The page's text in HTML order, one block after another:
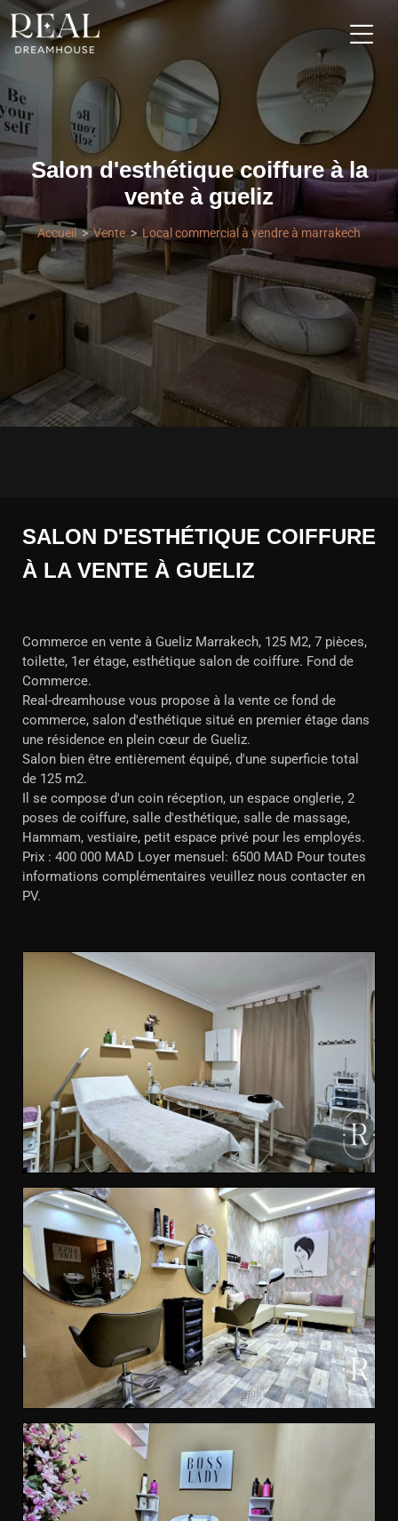
Salon d'esthétique coiffure à la
vente à gueliz
Accueil Vente Local commercial à vendre à marrakech
SALON D'ESTHÉTIQUE COIFFURE
À LA VENTE À GUELIZ
Commerce en vente à Gueliz Marrakech, 125 M2, 7 pièces,
toilette, 1er étage, esthétique salon de coiffure. Fond de
Commerce.
Real-dreamhouse vous propose à la vente ce fond de
commerce, salon d'esthétique situé en premier étage dans
une résidence en plein cœur de Gueliz.
Salon bien être entièrement équipé, d'une superficie total
de 125 m2.
Il se compose d'un coin réception, un espace onglerie, 2
poses de coiffure, salle d'esthétique, salle de massage,
Hammam, vestiaire, petit espace privé pour les employés.
Prix : 400 000 MAD Loyer mensuel: 6500 MAD Pour toutes
informations complémentaires veuillez nous contacter en
PV.